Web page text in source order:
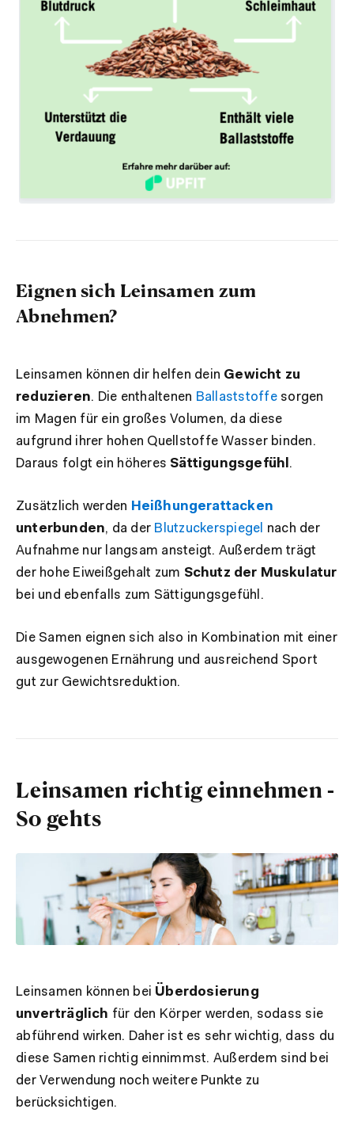
Eignen sich Leinsamen zum
Abnehmen?
Leinsamen können dir helfen dein Gewicht zu
reduzieren. Die enthaltenen Ballaststoffesorgen
im Magen für ein großes Volumen, da diese
aufgrund ihrer hohen Quellstoffe Wasser binden.
Daraus folgt ein höheres Sättigungsgefühl .
Zusätzlich werden Heißhungerattacken
unterbunden, da der Blutzuckerspiegel nach der
Aufnahme nur langsam ansteigt. Außerdem trägt
der hohe Eiweißgehalt zum Schutz der Muskulatur
bei und ebenfalls zum Sättigungsgefühl.
Die Samen eignen sich also in Kombination mit einer
ausgewogenen Ernährung und ausreichend Sport
gut zur Gewichtsreduktion.
Leinsamen richtig einnehmen -
So gehts
Leinsamen können bei Überdosierung
unverträglich für den Körper werden, sodass sie
abführend wirken. Daher ist es sehr wichtig, dass du
diese Samen richtig einnimmst. Außerdem sind bei
der Verwendung noch weitere Punkte zu
berücksichtigen.